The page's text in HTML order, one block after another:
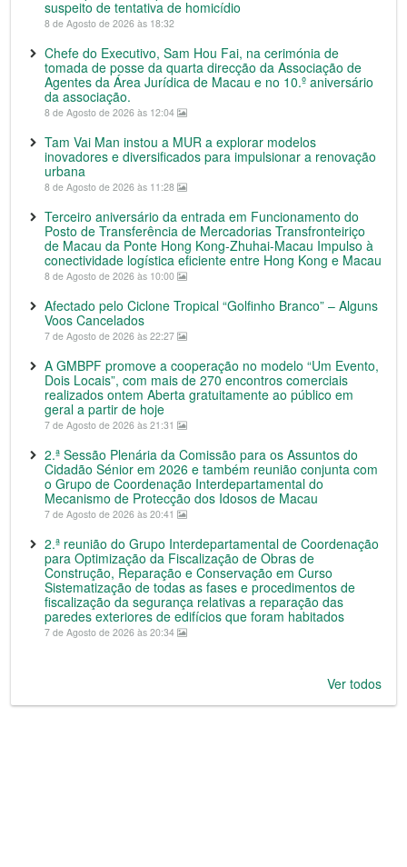
suspeito de tentativa de homicídio
8 de Agosto de 2026 às 18:32
Chefe do Executivo, Sam Hou Fai, na cerimónia de
tomada de posse da quarta direcção da Associação de
Agentes da Área Jurídica de Macau e no 10.º aniversário
da associação.
8 de Agosto de 2026 às 12:04
Tam Vai Man instou a MUR a explorar modelos
inovadores e diversificados para impulsionar a renovação
urbana
8 de Agosto de 2026 às 11:28
Terceiro aniversário da entrada em Funcionamento do
Posto de Transferência de Mercadorias Transfronteiriço
de Macau da Ponte Hong Kong-Zhuhai-Macau Impulso à
conectividade logística eficiente entre Hong Kong e Macau
8 de Agosto de 2026 às 10:00
Afectado pelo Ciclone Tropical “Golfinho Branco” – Alguns
Voos Cancelados
7 de Agosto de 2026 às 22:27
A GMBPF promove a cooperação no modelo “Um Evento,
Dois Locais”, com mais de 270 encontros comerciais
realizados ontem Aberta gratuitamente ao público em
geral a partir de hoje
7 de Agosto de 2026 às 21:31
2.ª Sessão Plenária da Comissão para os Assuntos do
Cidadão Sénior em 2026 e também reunião conjunta com
o Grupo de Coordenação Interdepartamental do
Mecanismo de Protecção dos Idosos de Macau
7 de Agosto de 2026 às 20:41
2.ª reunião do Grupo Interdepartamental de Coordenação
para Optimização da Fiscalização de Obras de
Construção, Reparação e Conservação em Curso
Sistematização de todas as fases e procedimentos de
fiscalização da segurança relativas a reparação das
paredes exteriores de edifícios que foram habitados
7 de Agosto de 2026 às 20:34
Ver todos